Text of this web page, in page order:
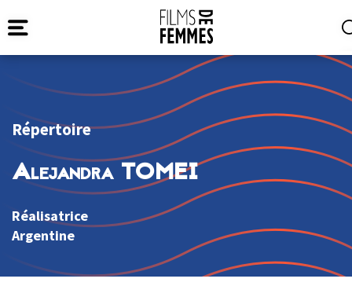
Répertoire
Alejandra TOMEI
Réalisatrice
Argentine